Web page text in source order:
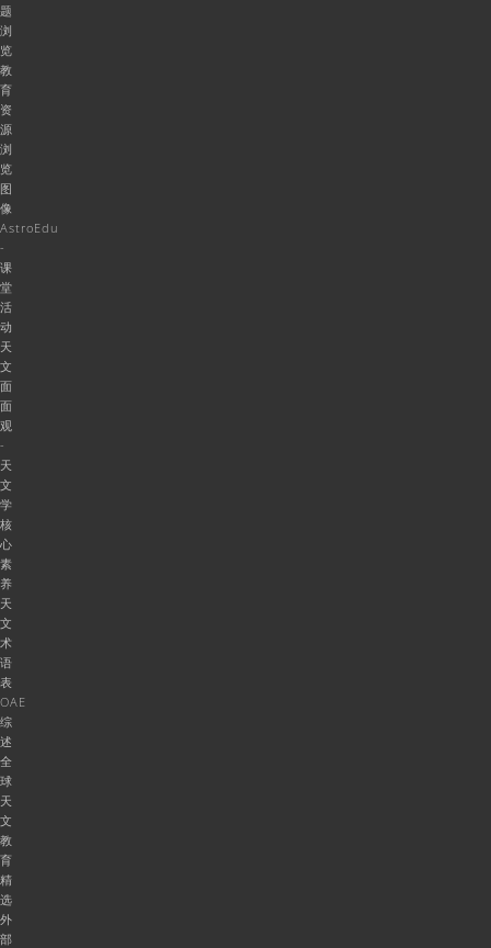
题
浏
览
教
育
资
源
浏
览
图
像
AstroEdu
-
课
堂
活
动
天
文
面
面
观
-
天
文
学
核
心
素
养
天
文
术
语
表
OAE
综
述
全
球
天
文
教
育
精
选
外
部